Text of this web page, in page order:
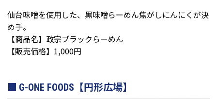
仙台味噌を使用した、黒味噌らーめん焦がしにんにくが決
め手。
【商品名】政宗ブラックらーめん
【販売価格】1,000円
G-ONE FOODS【円形広場】